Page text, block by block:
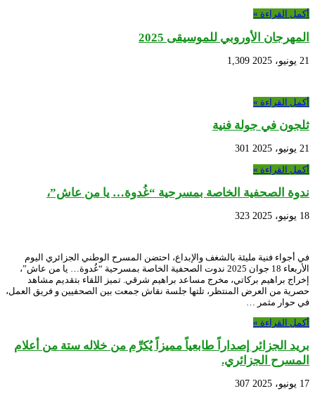
أكمل القراءة »
المهرجان الأوروبي للموسيقى 2025
21 يونيو، 2025 1,309
أكمل القراءة »
ثلجون في جولة فنية
21 يونيو، 2025
301
أكمل القراءة »
ندوة الصحفية الخاصة بمسرحية “غُدوة… يا من عاش”،
18 يونيو، 2025 323
في أجواء فنية مليئة بالشغف والإبداع، احتضن المسرح الوطني الجزائري اليوم
الأربعاء 18 جوان 2025 ندوت الصحفية الخاصة بمسرحية “غُدوة… يا من عاش”،
إخراج براهيم بركاتي، مخرج مساعد براهيم شرقي. تميز اللقاء بتقديم مشاهد
حصرية من العرض المنتظر، تلتها جلسة نقاش جمعت بين الصحفيين و فريق العمل،
في حوار مثمر …
أكمل القراءة »
بريد الجزائر إصداراً طابعياً مميزاً يُكرِّم من خلاله ستة من أعلام
المسرح الجزائري.
17 يونيو، 2025 307